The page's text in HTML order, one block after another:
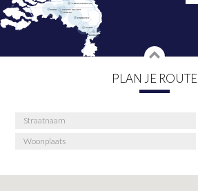
PLAN JE ROUTE